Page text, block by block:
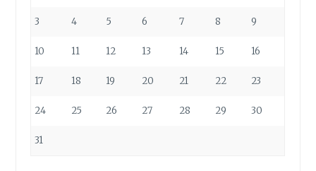
3 4 5 6 7 8 9
10 11 12 13 14 15 16
17 18 19 20 21 22 23
24 25 26 27 28 29 30
31